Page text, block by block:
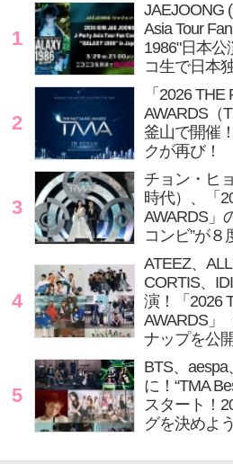
1
JAEJOONG
Asia Tour
1986"日本公
コ生で日本
2
「2026
AWARDS（
釜山で開催
クが再び！
3
チョン・ヒ
時代）、「
AWARDS」
コンビ”が８
4
ATEEZ、
CORTIS、
演！「2026
AWARDS」
ナップを公
5
BTS、
に！“TMA
スタート！
グを決めよ